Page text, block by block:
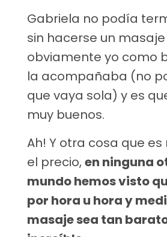
Gabriela no podía
sin hacerse un
obviamente yo como
la acompañaba (no
que vaya sola) y es
muy buenos.
Ah! Y otra cosa que
el precio,en ninguna
mundo hemos visto
por hora u hora y
masaje sea tan